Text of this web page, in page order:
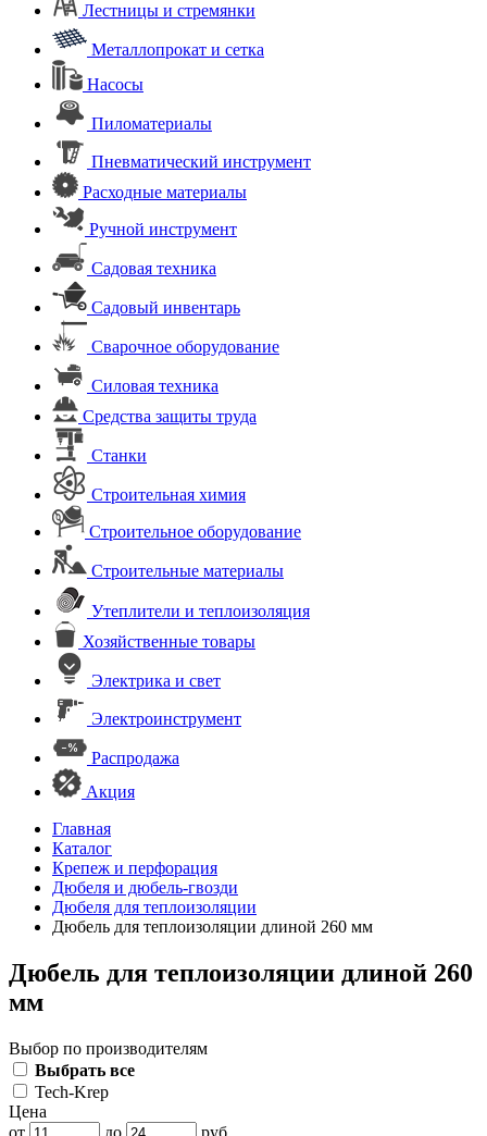
Лестницы и стремянки
Металлопрокат и сетка
Насосы
Пиломатериалы
Пневматический инструмент
Расходные материалы
Ручной инструмент
Садовая техника
Садовый инвентарь
Сварочное оборудование
Силовая техника
Средства защиты труда
Станки
Строительная химия
Строительное оборудование
Строительные материалы
Утеплители и теплоизоляция
Хозяйственные товары
Электрика и свет
Электроинструмент
Распродажа
Акция
Главная
Каталог
Крепеж и перфорация
Дюбеля и дюбель-гвозди
Дюбеля для теплоизоляции
Дюбель для теплоизоляции длиной 260 мм
Дюбель для теплоизоляции длиной 260
мм
Выбор по производителям
Выбрать все
Tech-Krep
Цена
от
до руб.